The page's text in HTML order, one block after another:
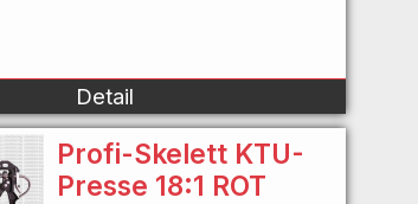
Detail
Profi-Skelett KTU-
Presse 18:1 ROT